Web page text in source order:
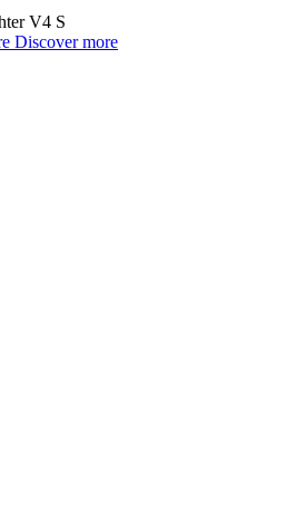
V4 S
Discover more